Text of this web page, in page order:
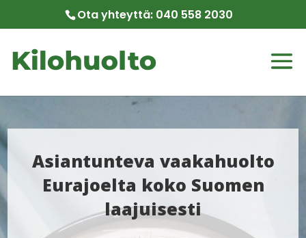
Ota yhteyttä: 040 558 2030
Asiantunteva vaakahuolto
Eurajoelta koko Suomen
laajuisesti